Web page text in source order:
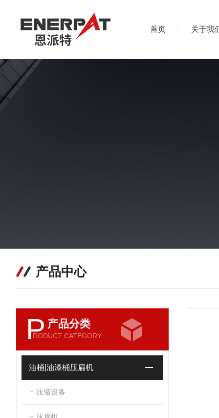
首页 关于我
产品中心
P 产品分类
RODUCT CATEGORY
油桶|油漆桶压扁机
压缩设备